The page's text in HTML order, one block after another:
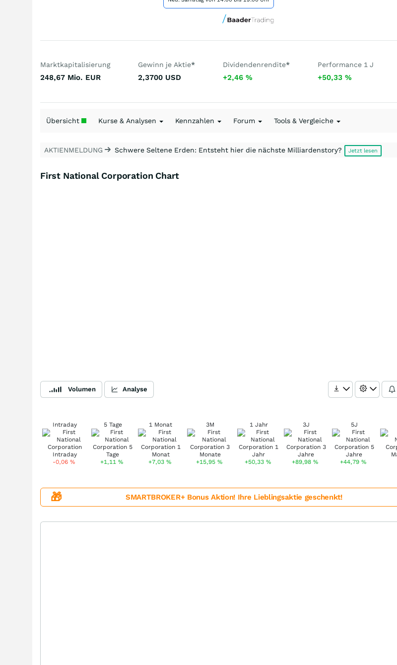
Marktkapitalisierung
248,67 Mio. EUR
Gewinn je Aktie*
2,3700 USD
Dividendenrendite*
+2,46 %
Performance 1 J
+50,33 %
Übersicht Kurse & Analysen Kennzahlen Forum Tools & Vergleiche
AKTIENMELDUNG Schwere Seltene Erden: Entsteht hier die nächste Milliardenstory? Jetzt lesen
First National Corporation Chart
Volumen Analyse
Intraday
-0,06%
5 Tage
+1,11%
1 Monat
+7,03 %
3M
+15,95 %
1 Jahr
+50,33 %
3J
+89,98%
5J
+44,79%
🎁 SMARTBROKER+ Bonus Aktion! Ihre Lieblingsaktie geschenkt!